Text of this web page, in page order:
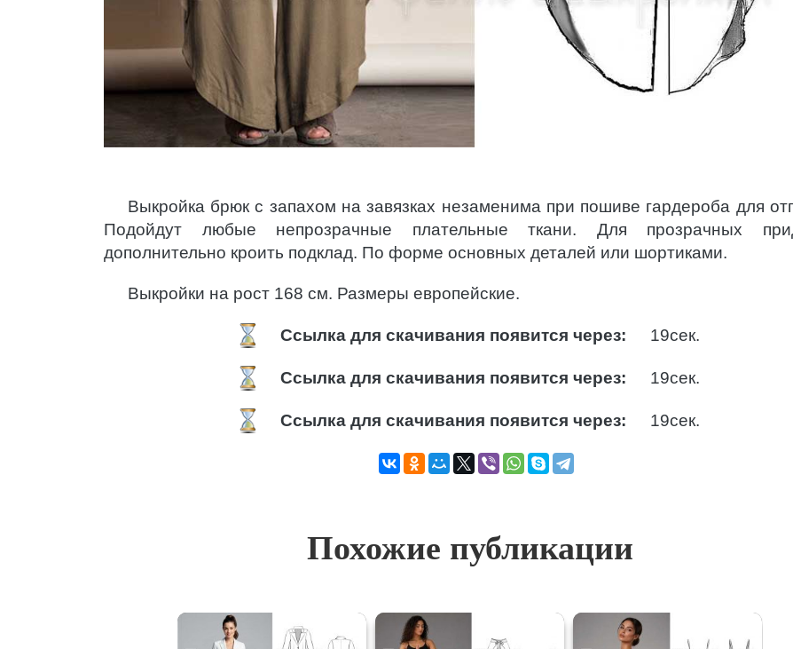
Выкройка брюк с запахом на завязках незаменима при пошиве гардероба для
Подойдут любые непрозрачные плательные ткани. Для прозрачных
дополнительно кроить подклад. По форме основных деталей или шортиками.
Выкройки на рост 168 см. Размеры европейские.
Ссылка для скачивания появится через: 18сек.
Ссылка для скачивания появится через: 18сек.
Ссылка для скачивания появится через: 18сек.
Похожие публикации